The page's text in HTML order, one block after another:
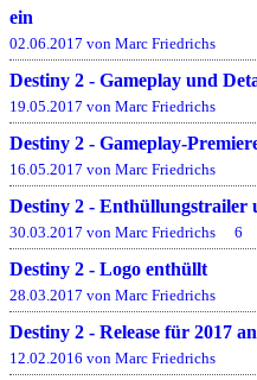
ein
02.06.2017 von Marc Friedrichs
Destiny 2 - Gameplay und
19.05.2017 von Marc Friedrichs
Destiny 2 - Gameplay-
16.05.2017 von Marc Friedrichs
Destiny 2 - Enthüllungstrailer
30.03.2017 von Marc Friedrichs 6
Destiny 2 - Logo enthüllt
28.03.2017 von Marc Friedrichs
Destiny 2 - Release für 2017
12.02.2016 von Marc Friedrichs